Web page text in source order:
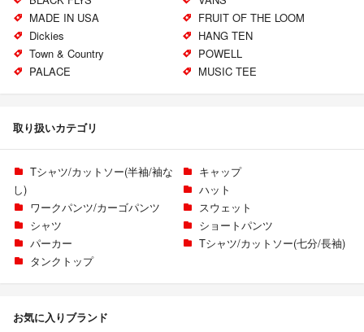
MADE IN USA
FRUIT OF THE LOOM
Dickies
HANG TEN
Town & Country
POWELL
PALACE
MUSIC TEE
取り扱いカテゴリ
Tシャツ/カットソー(半袖/袖な
し)
キャップ
ハット
ワークパンツ/カーゴパンツ
スウェット
シャツ
ショートパンツ
パーカー
Tシャツ/カットソー(七分/長袖)
タンクトップ
お気に入りブランド